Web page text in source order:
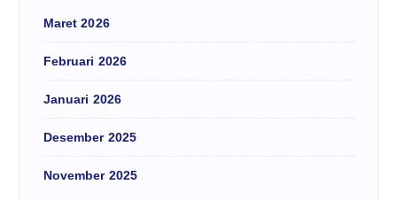
Maret 2026
Februari 2026
Januari 2026
Desember 2025
November 2025